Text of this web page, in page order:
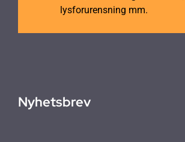
lysforurensning mm.
Nyhetsbrev